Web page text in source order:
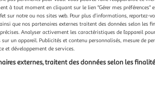
à tout moment en cliquant sur le lien "Gérer mes préférences"
sur notre ou nos sites web. Pour plus d’informations, reportez-
que nos partenaires externes traitent des données selon les
Analyser activement les caractéristiques de l’appareil
un appareil. Publicités et contenu personnalisés, mesure de
et développement de services.
externes, traitent des données selon les